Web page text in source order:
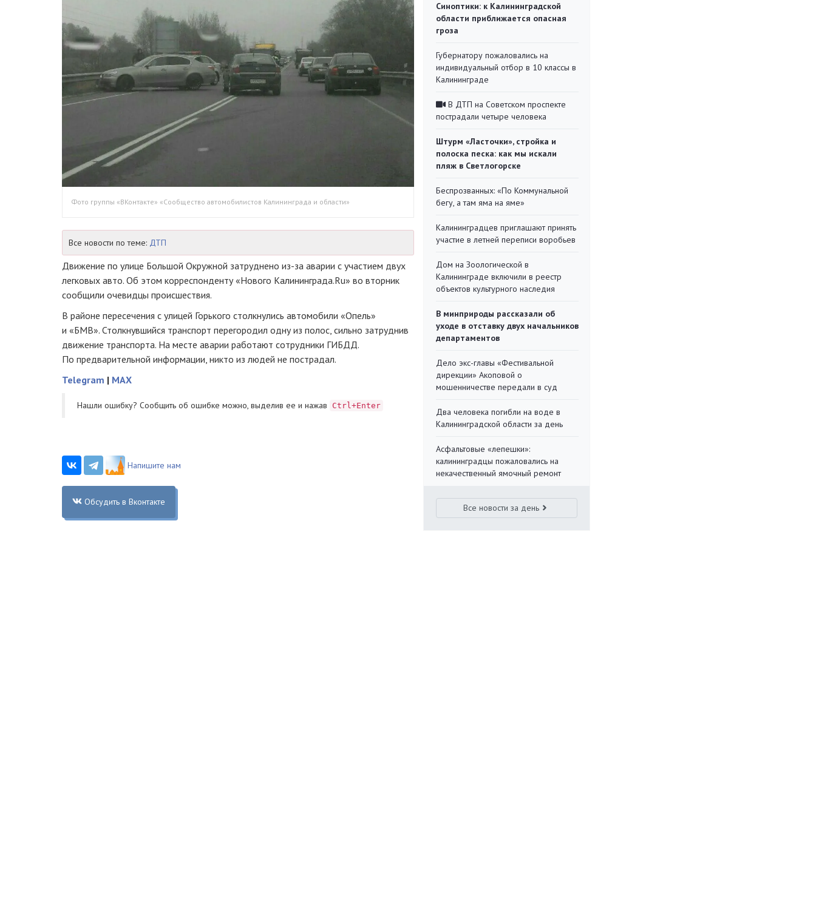
Фото группы «ВКонтакте» «Сообщество автомобилистов Калининграда и области»
Все новости по теме: ДТП
Движение по улице Большой Окружной затруднено из-за аварии с участием двух
легковых авто. Об этом корреспонденту «Нового Калининграда.Ru» во вторник
сообщили очевидцы происшествия.
В районе пересечения с улицей Горького столкнулись автомобили «Опель»
и «БМВ». Столкнувшийся транспорт перегородил одну из полос, сильно затруднив
движение транспорта. На месте аварии работают сотрудники ГИБДД.
По предварительной информации, никто из людей не пострадал.
Telegram | MAX
Нашли ошибку? Cообщить об ошибке можно, выделив ее и нажав Ctrl+Enter
Напишите нам
Обсудить в Вконтакте
Синоптики: к Калининградской
области приближается опасная
гроза
Губернатору пожаловались на
индивидуальный отбор в 10 классы в
Калининграде
В ДТП на Советском проспекте
пострадали четыре человека
Штурм «Ласточки», стройка и
полоска песка: как мы искали
пляж в Светлогорске
Беспрозванных: «По Коммунальной
бегу, а там яма на яме»
Калининградцев приглашают принять
участие в летней переписи воробьев
Дом на Зоологической в
Калининграде включили в реестр
объектов культурного наследия
В минприроды рассказали об
уходе в отставку двух начальников
департаментов
Дело экс-главы «Фестивальной
дирекции» Акоповой о
мошенничестве передали в суд
Два человека погибли на воде в
Калининградской области за день
Асфальтовые «лепешки»:
калининградцы пожаловались на
некачественный ямочный ремонт
Все новости за день